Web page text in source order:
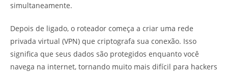
simultaneamente.
Depois de ligado, o roteador começa a criar uma rede
privada virtual (VPN) que criptografa sua conexão. Isso
significa que seus dados são protegidos enquanto você
navega na internet, tornando muito mais difícil para hackers